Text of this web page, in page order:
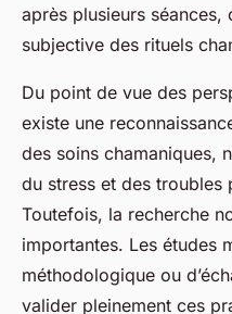
après plusieurs
subjective des rituels
Du point de vue des
existe une
des soins chamaniques,
du stress et des troubles
Toutefois, la recherche
importantes. Les études
méthodologique ou
valider pleinement ces